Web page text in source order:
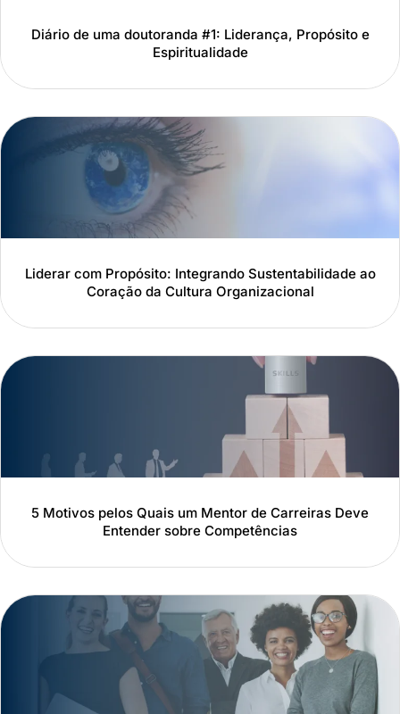
Diário de uma doutoranda #1: Liderança, Propósito e
Espiritualidade
Liderar com Propósito: Integrando Sustentabilidade ao
Coração da Cultura Organizacional
5 Motivos pelos Quais um Mentor de Carreiras Deve
Entender sobre Competências